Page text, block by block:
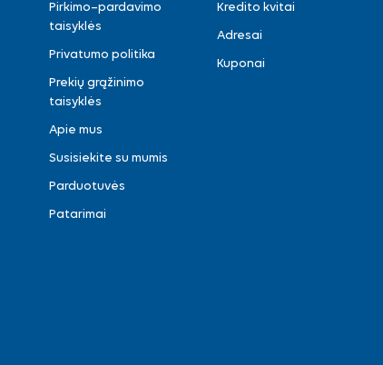
Pirkimo–pardavimo
taisyklės
Privatumo politika
Prekių grąžinimo
taisyklės
Apie mus
Susisiekite su mumis
Parduotuvės
Patarimai
Kredito kvitai
Adresai
Kuponai